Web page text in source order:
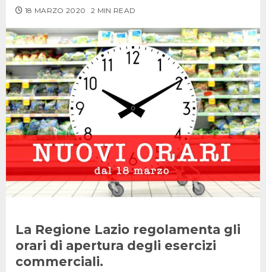
18 MARZO 2020 2 MIN READ
La Regione Lazio regolamenta gli
orari di apertura degli esercizi
commerciali.